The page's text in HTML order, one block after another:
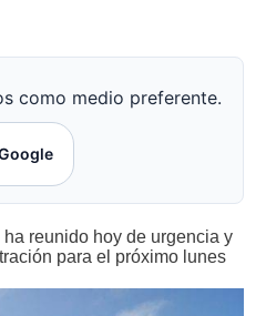
como medio preferente.
reunido hoy de urgencia y
para el próximo lunes